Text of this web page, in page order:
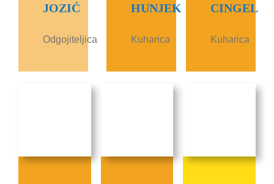
JOZIĆ
Odgojiteljica
HUNJEK
Kuharica
CINGEL
Kuharica